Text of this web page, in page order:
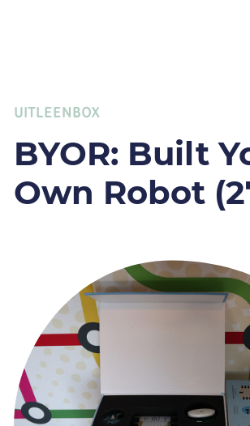
UITLEENBOX
BYOR: Built
Own Robot